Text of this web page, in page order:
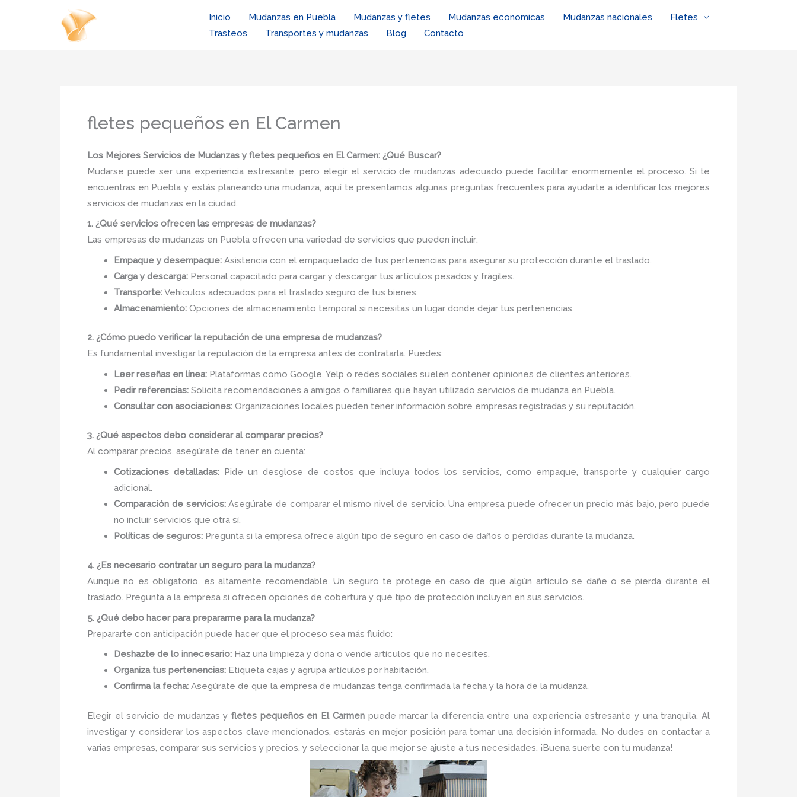
Inicio Mudanzas en Puebla Mudanzas y fletes Mudanzas economicas Mudanzas nacionales
Fletes
Trasteos
Transportes y mudanzas Blog Contacto
fletes pequeños en El Carmen
Los Mejores Servicios de Mudanzas y fletes pequeños en El Carmen: ¿Qué Buscar?
Mudarse puede ser una experiencia estresante, pero elegir el servicio de mudanzas adecuado puede facilitar enormemente el proceso. Si te
encuentras en Puebla y estás planeando una mudanza, aquí te presentamos algunas preguntas frecuentes para ayudarte a identificar los mejores
servicios de mudanzas en la ciudad.
1. ¿Qué servicios ofrecen las empresas de mudanzas?
Las empresas de mudanzas en Puebla ofrecen una variedad de servicios que pueden incluir:
Empaque y desempaque: Asistencia con el empaquetado de tus pertenencias para asegurar su protección durante el traslado.
Carga y descarga: Personal capacitado para cargar y descargar tus artículos pesados y frágiles.
Transporte:Vehículos adecuados para el traslado seguro de tus bienes.
Almacenamiento: Opciones de almacenamiento temporal si necesitas un lugar donde dejar tus pertenencias.
2. ¿Cómo puedo verificar la reputación de una empresa de mudanzas?
Es fundamental investigar la reputación de la empresa antes de contratarla. Puedes:
Leer reseñas en línea: Plataformas como Google, Yelp o redes sociales suelen contener opiniones de clientes anteriores.
Pedir referencias: Solicita recomendaciones a amigos o familiares que hayan utilizado servicios de mudanza en Puebla.
Consultar con asociaciones: Organizaciones locales pueden tener información sobre empresas registradas y su reputación.
3. ¿Qué aspectos debo considerar al comparar precios?
Al comparar precios, asegúrate de tener en cuenta:
Cotizaciones detalladas: Pide un desglose de costos que incluya todos los servicios, como empaque, transporte y cualquier cargo
adicional.
Comparación de servicios:Asegúrate de comparar el mismo nivel de servicio. Una empresa puede ofrecer un precio más bajo, pero puede
no incluir servicios que otra sí.
Políticas de seguros: Pregunta si la empresa ofrece algún tipo de seguro en caso de daños o pérdidas durante la mudanza.
4. ¿Es necesario contratar un seguro para la mudanza?
Aunque no es obligatorio, es altamente recomendable. Un seguro te protege en caso de que algún artículo se dañe o se pierda durante el
traslado. Pregunta a la empresa si ofrecen opciones de cobertura y qué tipo de protección incluyen en sus servicios.
5. ¿Qué debo hacer para prepararme para la mudanza?
Prepararte con anticipación puede hacer que el proceso sea más fluido:
Deshazte de lo innecesario: Haz una limpieza y dona o vende artículos que no necesites.
Organiza tus pertenencias: Etiqueta cajas y agrupa artículos por habitación.
Confirma la fecha: Asegúrate de que la empresa de mudanzas tenga confirmada la fecha y la hora de la mudanza.
Elegir el servicio de mudanzas y fletes pequeños en El Carmenpuede marcar la diferencia entre una experiencia estresante y una tranquila. Al
investigar y considerar los aspectos clave mencionados, estarás en mejor posición para tomar una decisión informada. No dudes en contactar a
varias empresas, comparar sus servicios y precios, y seleccionar la que mejor se ajuste a tus necesidades. ¡Buena suerte con tu mudanza!